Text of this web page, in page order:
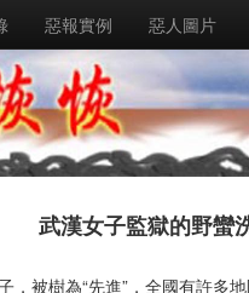
惡報實例 惡人圖片
武漢女子監獄的野蠻
，被樹為“先進”，全國有許多